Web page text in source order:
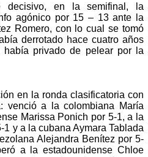
decisivo, en la semifinal, la
agónico por 15 – 13 ante la
Romero, con lo cual se tomó
derrotado hace cuatro años
privado de pelear por la
en la ronda clasificatoria con
venció a la colombiana María
Marissa Ponich por 5-1, a la
y a la cubana Aymara Tablada
Alejandra Benítez por 5-
a la estadounidense Chloe